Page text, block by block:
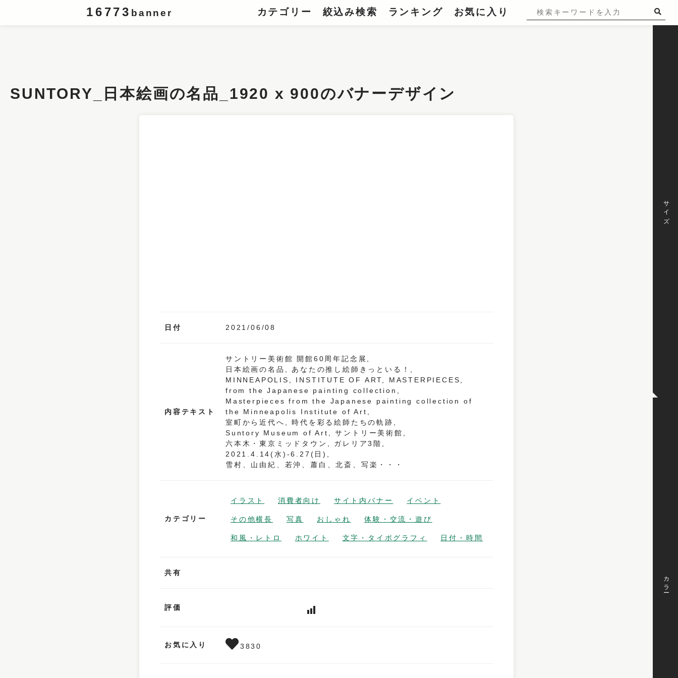
16773 banner お気に入り
ランキング
絞込み検索
カテゴリー
サイズ
カラー
SUNTORY_日本絵画の名品_1920 x 900のバナーデザイン
日付 2021/06/08
内容テキスト
サントリー美術館 開館60周年記念展,
日本絵画の名品, あなたの推し絵師きっといる！,
MINNEAPOLIS, INSTITUTE OF ART, MASTERPIECES,
from the Japanese painting collection,
Masterpieces from the Japanese painting collection of
the Minneapolis Institute of Art,
室町から近代へ, 時代を彩る絵師たちの軌跡,
Suntory Museum of Art, サントリー美術館,
六本木・東京ミッドタウン, ガレリア3階,
2021.4.14(水)-6.27(日),
雪村、山由紀、若沖、蕭白、北斎、写楽・・・
カテゴリー
イラスト 消費者向け サイト内バナー イベント
その他横長 写真 おしゃれ 体験・交流・遊び
和風・レトロ ホワイト 文字・タイポグラフィ 日付・時間
共有
評価
お気に入り 3830